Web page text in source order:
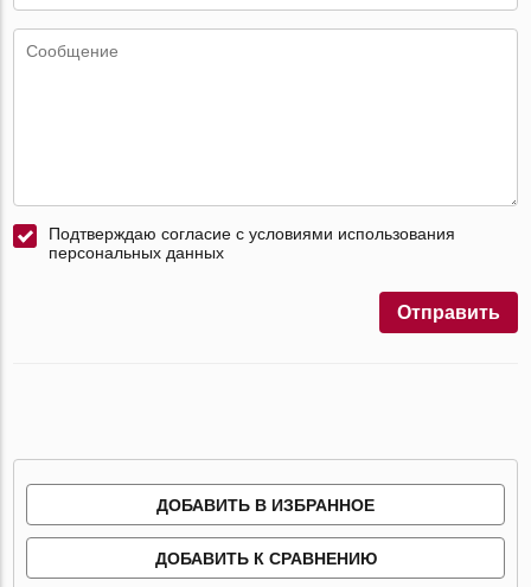
Подтверждаю согласие с условиями использования
персональных данных
Отправить
ДОБАВИТЬ В ИЗБРАННОЕ
ДОБАВИТЬ К СРАВНЕНИЮ